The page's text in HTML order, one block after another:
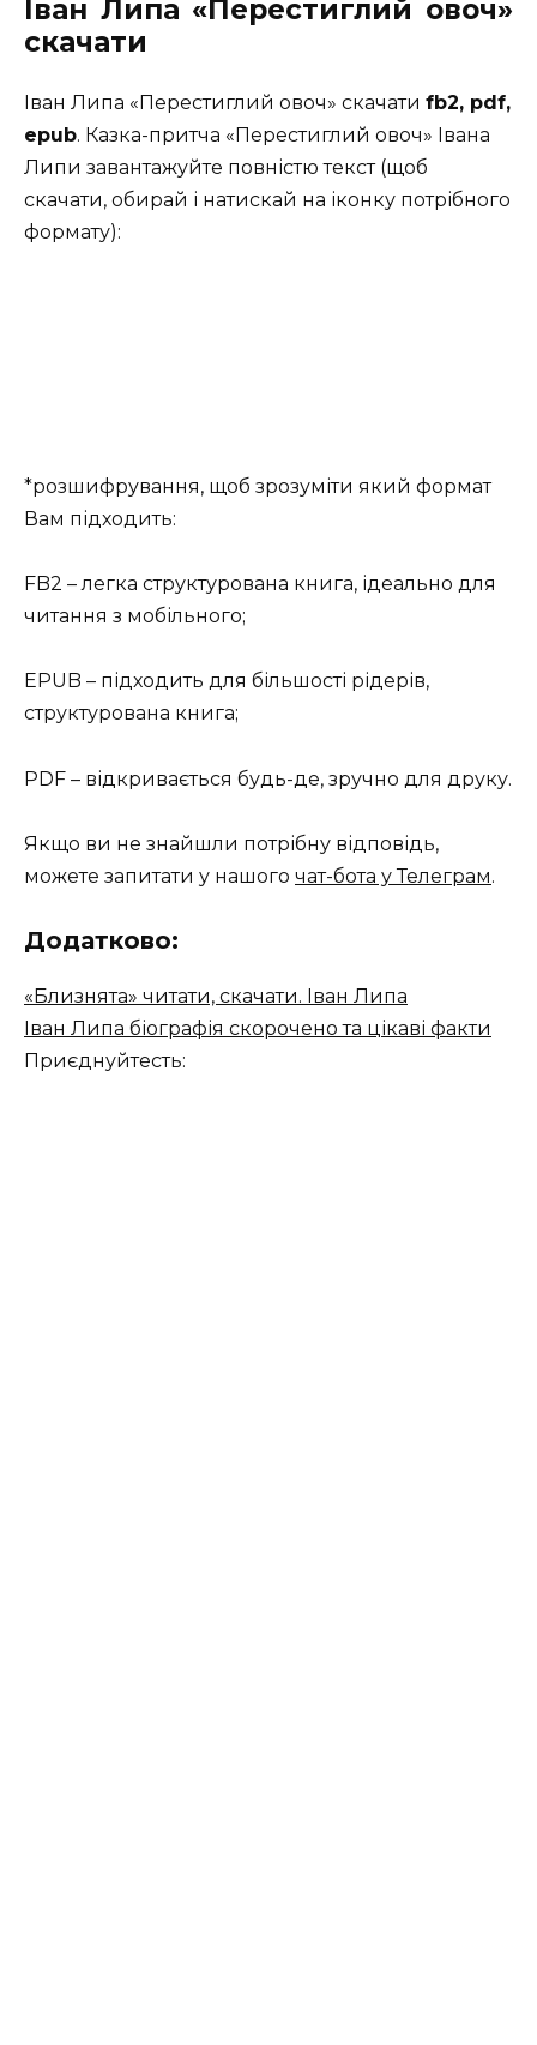
Іван Липа «Перестиглий овоч»
скачати
Іван Липа «Перестиглий овоч» скачати fb2, pdf,
epub. Казка-притча «Перестиглий овоч» Івана
Липи завантажуйте повністю текст (щоб
скачати, обирай і натискай на іконку потрібного
формату):
*розшифрування, щоб зрозуміти який формат
Вам підходить:
FB2 – легка структурована книга, ідеально для
читання з мобільного;
EPUB – підходить для більшості рідерів,
структурована книга;
PDF – відкривається будь-де, зручно для друку.
Якщо ви не знайшли потрібну відповідь,
можете запитати у нашого чат-бота у Телеграм.
Додатково:
«Близнята» читати, скачати. Іван Липа
Іван Липа біографія скорочено та цікаві факти
Приєднуйтесть: